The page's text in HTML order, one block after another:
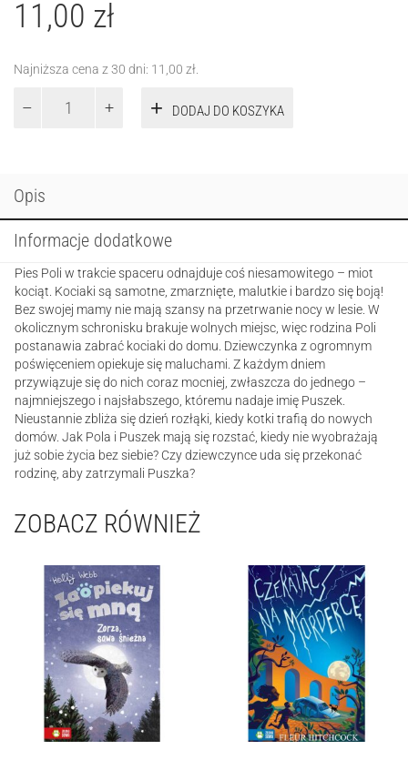
11,00 zł
Najniższa cena z 30 dni: 11,00 zł
Bezdomny,
DODAJ DO KOSZYKA
Opis
Informacje dodatkowe
Pies Poli w trakcie spaceru odnajduje coś niesamowitego – miot
kociąt. Kociaki są samotne, zmarznięte, malutkie i bardzo się boją!
Bez swojej mamy nie mają szansy na przetrwanie nocy w lesie. W
okolicznym schronisku brakuje wolnych miejsc, więc rodzina Poli
postanawia zabrać kociaki do domu. Dziewczynka z ogromnym
poświęceniem opiekuje się maluchami. Z każdym dniem
przywiązuje się do nich coraz mocniej, zwłaszcza do jednego –
najmniejszego i najsłabszego, któremu nadaje imię Puszek.
Nieustannie zbliża się dzień rozłąki, kiedy kotki trafią do nowych
domów. Jak Pola i Puszek mają się rozstać, kiedy nie wyobrażają
już sobie życia bez siebie? Czy dziewczynce uda się przekonać
rodzinę, aby zatrzymali Puszka?
ZOBACZ RÓWNIEŻ